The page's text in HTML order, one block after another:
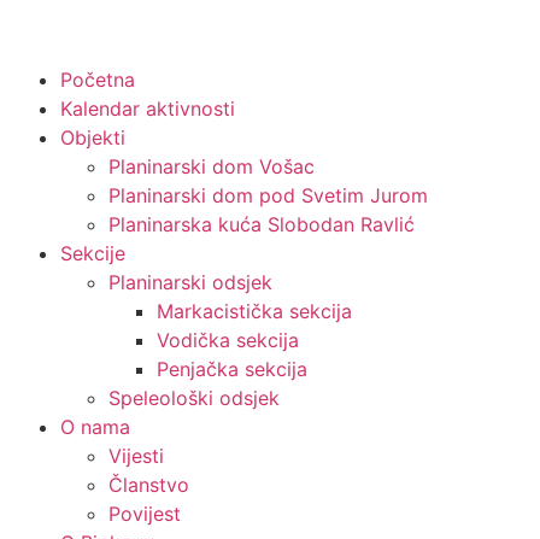
Početna
Kalendar aktivnosti
Objekti
Planinarski dom Vošac
Planinarski dom pod Svetim Jurom
Planinarska kuća Slobodan Ravlić
Sekcije
Planinarski odsjek
Markacistička sekcija
Vodička sekcija
Penjačka sekcija
Speleološki odsjek
O nama
Vijesti
Članstvo
Povijest